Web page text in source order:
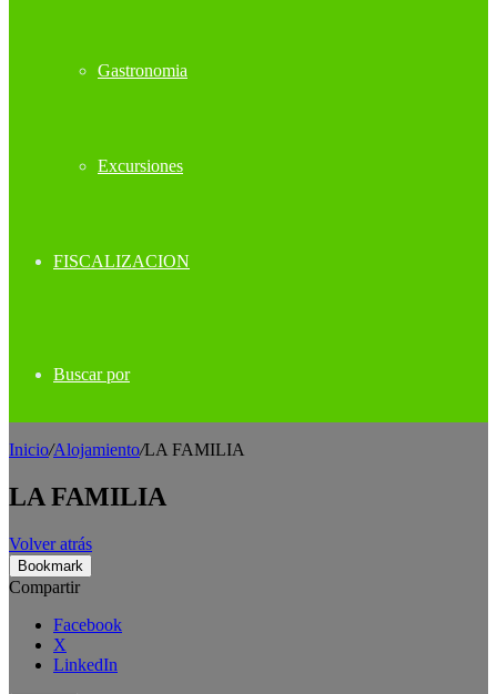
Gastronomia
Excursiones
FISCALIZACION
Buscar por
Inicio/Alojamiento/LA FAMILIA
LA FAMILIA
Volver atrás
Bookmark
Compartir
Facebook
X
LinkedIn